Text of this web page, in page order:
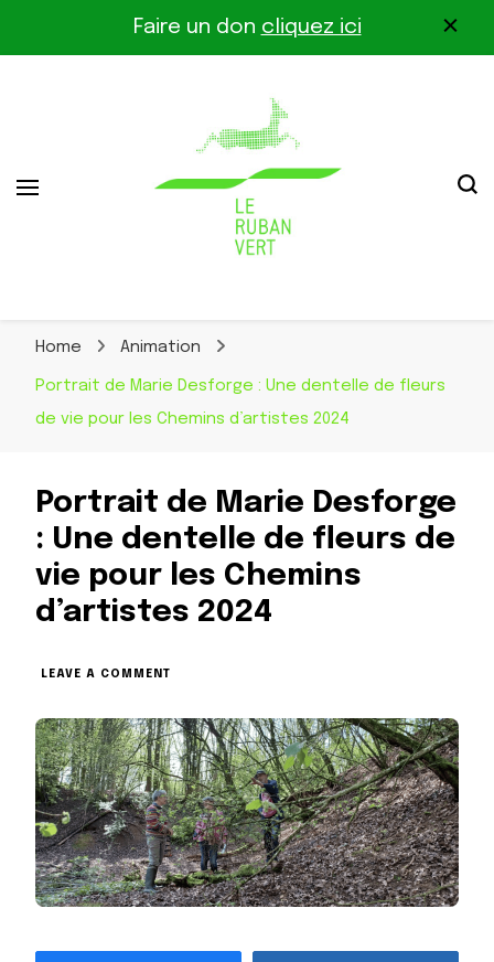
Faire un don cliquez ici
Le Ruban Vert
Home Animation
Portrait de Marie Desforge : Une dentelle de fleurs
de vie pour les Chemins d’artistes 2024
Portrait de Marie Desforge
: Une dentelle de fleurs de
vie pour les Chemins
d’artistes 2024
LEAVE A COMMENT
MARIE
DESFORGE
:
UNE
DENTELLE
DE
FLEURS
DE
VIE